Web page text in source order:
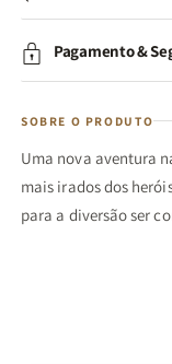
Pagamento &
SOBRE O PRODUTO
Uma nova aventura
mais irados dos
para a diversão ser